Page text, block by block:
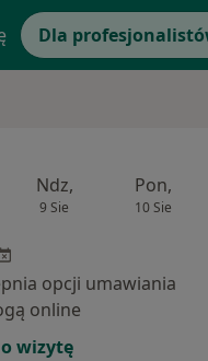
Dla
Ndz,
9 Sie
Pon,
10 Sie
opcji umawiania
online
wizytę